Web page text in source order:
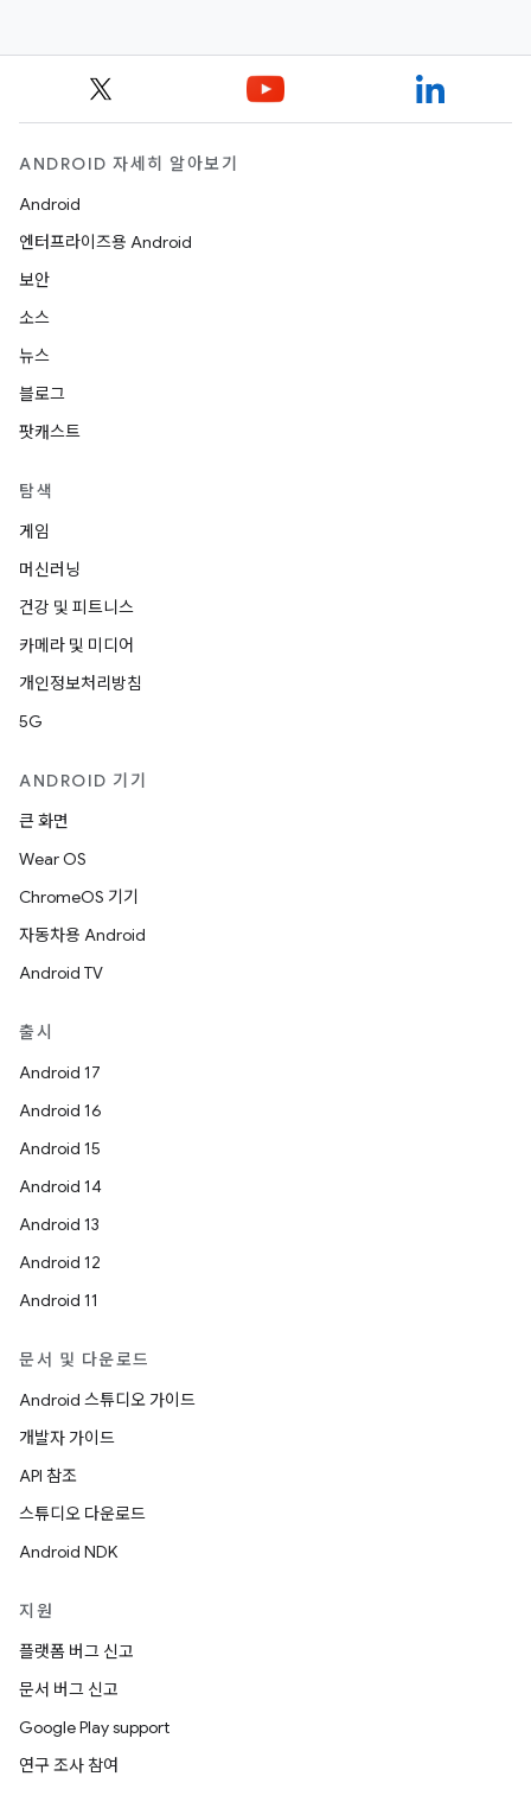
ANDROID 자세히 알아보기
Android
엔터프라이즈용 Android
보안
소스
뉴스
블로그
팟캐스트
탐색
게임
머신러닝
건강 및 피트니스
카메라 및 미디어
개인정보처리방침
5G
ANDROID 기기
큰 화면
Wear OS
ChromeOS 기기
자동차용 Android
Android TV
출시
Android 17
Android 16
Android 15
Android 14
Android 13
Android 12
Android 11
문서 및 다운로드
Android 스튜디오 가이드
개발자 가이드
API 참조
스튜디오 다운로드
Android NDK
지원
플랫폼 버그 신고
문서 버그 신고
Google Play support
연구 조사 참여